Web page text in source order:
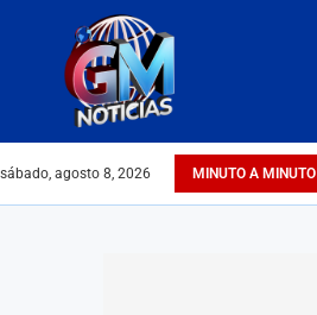
sábado, agosto 8, 2026 MINUTO A MINUTO